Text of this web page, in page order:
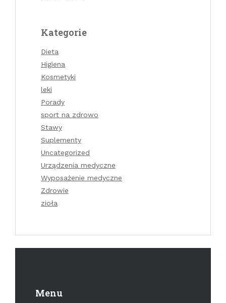
Kategorie
Dieta
Higiena
Kosmetyki
leki
Porady
sport na zdrowo
Stawy
Suplementy
Uncategorized
Urządzenia medyczne
Wyposażenie medyczne
Zdrowie
zioła
Menu